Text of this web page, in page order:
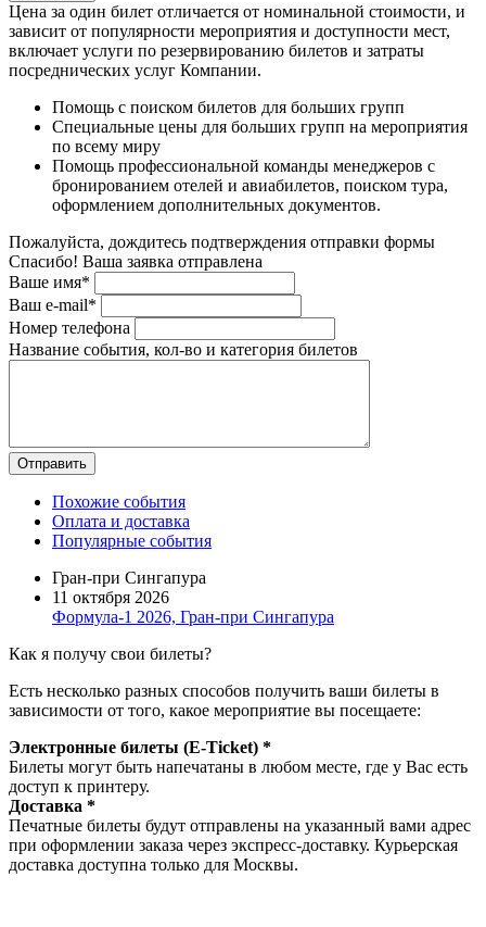
Цена за один билет отличается от номинальной стоимости, и
зависит от популярности мероприятия и доступности мест,
включает услуги по резервированию билетов и затраты
посреднических услуг Компании.
Помощь с поиском билетов для больших групп
Специальные цены для больших групп на мероприятия
по всему миру
Помощь профессиональной команды менеджеров с
бронированием отелей и авиабилетов, поиском тура,
оформлением дополнительных документов.
Пожалуйста, дождитесь подтверждения отправки формы
Спасибо! Ваша заявка отправлена
Ваше имя*
Ваш e-mail*
Номер телефона
Название события, кол-во и категория билетов
Похожие события
Оплата и доставка
Популярные события
Гран-при Сингапура
11 октября 2026
Формула-1 2026, Гран-при Сингапура
Как я получу свои билеты?
Есть несколько разных способов получить ваши билеты в
зависимости от того, какое мероприятие вы посещаете:
Электронные билеты (E-Ticket) *
Билеты могут быть напечатаны в любом месте, где у Вас есть
доступ к принтеру.
Доставка *
Печатные билеты будут отправлены на указанный вами адрес
при оформлении заказа через экспресс-доставку. Курьерская
доставка доступна только для Москвы.